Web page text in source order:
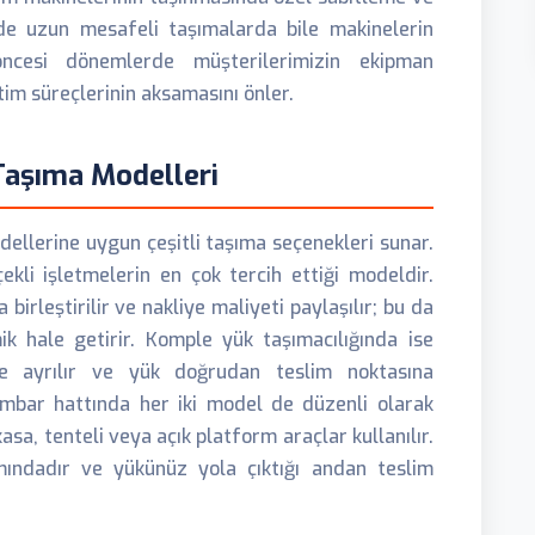
uzun mesafeli taşımalarda bile makinelerin
dönemlerde müşterilerimizin ekipman
süreçlerinin aksamasını önler.
Modelleri
uygun çeşitli taşıma seçenekleri sunar.
işletmelerin en çok tercih ettiği modeldir.
ve nakliye maliyeti paylaşılır; bu da
hale getirir. Komple yük taşımacılığında ise
ayrılır ve yük doğrudan teslim noktasına
hattında her iki model de düzenli olarak
tenteli veya açık platform araçlar kullanılır.
ve yükünüz yola çıktığı andan teslim